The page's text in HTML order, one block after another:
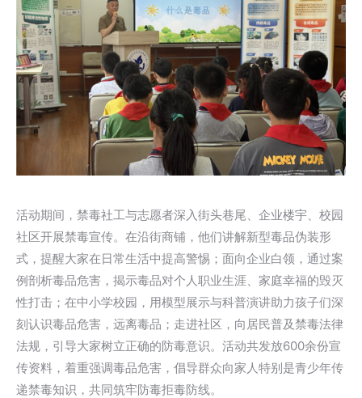
活动期间，禁毒社工与志愿者深入街头巷尾、企业楼宇、校园
社区开展禁毒宣传。在沿街商铺，他们讲解新型毒品伪装形
式，提醒大家在日常生活中提高警惕；面向企业白领，通过案
例剖析毒品危害，揭示毒品对个人职业生涯、家庭幸福的毁灭
性打击；在中小学校园，用模型展示与科普演讲助力孩子们深
刻认识毒品危害，远离毒品；走进社区，向居民普及禁毒法律
法规，引导大家树立正确的防毒意识。活动共发放600余份宣
传资料，着重强调毒品危害，倡导群众向家人特别是青少年传
递禁毒知识，共同筑牢防毒拒毒防线。